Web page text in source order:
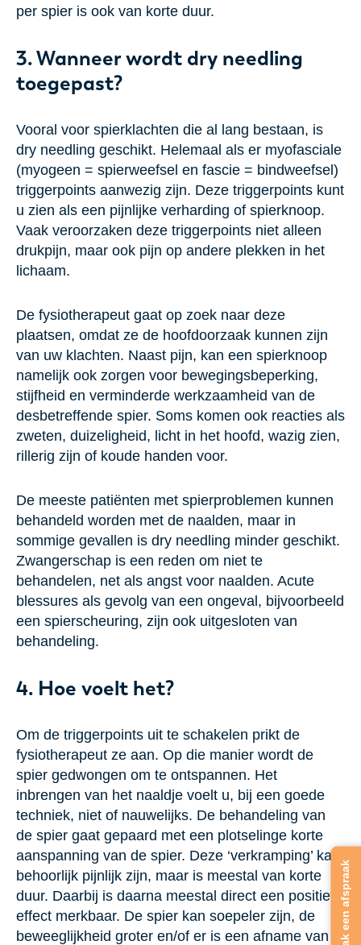
per spier is ook van korte duur.
3. Wanneer wordt dry needling
toegepast?
Vooral voor spierklachten die al lang bestaan, is
dry needling geschikt. Helemaal als er myofasciale
(myogeen = spierweefsel en fascie = bindweefsel)
triggerpoints aanwezig zijn. Deze triggerpoints kunt
u zien als een pijnlijke verharding of spierknoop.
Vaak veroorzaken deze triggerpoints niet alleen
drukpijn, maar ook pijn op andere plekken in het
lichaam.
De fysiotherapeut gaat op zoek naar deze
plaatsen, omdat ze de hoofdoorzaak kunnen zijn
van uw klachten. Naast pijn, kan een spierknoop
namelijk ook zorgen voor bewegingsbeperking,
stijfheid en verminderde werkzaamheid van de
desbetreffende spier. Soms komen ook reacties als
zweten, duizeligheid, licht in het hoofd, wazig zien,
rillerig zijn of koude handen voor.
De meeste patiënten met spierproblemen kunnen
behandeld worden met de naalden, maar in
sommige gevallen is dry needling minder geschikt.
Zwangerschap is een reden om niet te
behandelen, net als angst voor naalden. Acute
blessures als gevolg van een ongeval, bijvoorbeeld
een spierscheuring, zijn ook uitgesloten van
behandeling.
4. Hoe voelt het?
Om de triggerpoints uit te schakelen prikt de
fysiotherapeut ze aan. Op die manier wordt de
spier gedwongen om te ontspannen. Het
inbrengen van het naaldje voelt u, bij een goede
techniek, niet of nauwelijks. De behandeling van
de spier gaat gepaard met een plotselinge korte
aanspanning van de spier. Deze ‘verkramping’ kan
behoorlijk pijnlijk zijn, maar is meestal van korte
duur. Daarbij is daarna meestal direct een positief
effect merkbaar. De spier kan soepeler zijn, de
beweeglijkheid groter en/of er is een afname van